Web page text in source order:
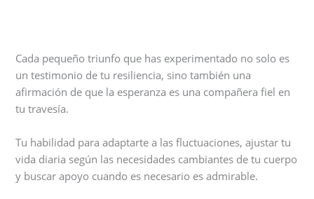
Cada pequeño triunfo que has experimentado no solo es
un testimonio de tu resiliencia, sino también una
afirmación de que la esperanza es una compañera fiel en
tu travesía.
Tu habilidad para adaptarte a las fluctuaciones, ajustar tu
vida diaria según las necesidades cambiantes de tu cuerpo
y buscar apoyo cuando es necesario es admirable.